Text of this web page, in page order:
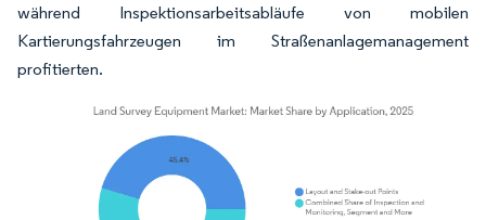
während Inspektionsarbeitsabläufe von mobilen
Kartierungsfahrzeugen im Straßenanlagemanagement
profitierten.